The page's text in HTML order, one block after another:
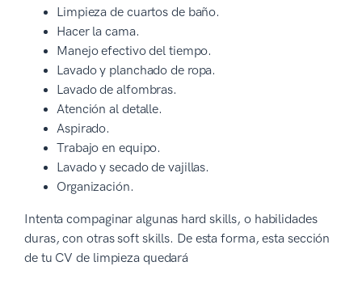
Limpieza de cuartos de baño.
Hacer la cama.
Manejo efectivo del tiempo.
Lavado y planchado de ropa.
Lavado de alfombras.
Atención al detalle.
Aspirado.
Trabajo en equipo.
Lavado y secado de vajillas.
Organización.
Intenta compaginar algunas hard skills, o habilidades
duras, con otras soft skills. De esta forma, esta sección
de tu CV de limpieza quedará